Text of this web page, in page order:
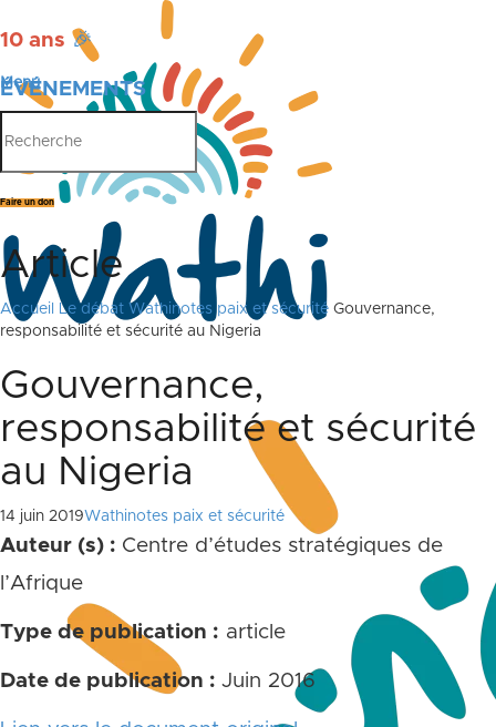
10 ans 🎉
ÉVÉNEMENTS
PUBLICATIONS
Menu
Faire un don
Article
Accueil Le débat Wathinotes paix et sécurité Gouvernance,
responsabilité et sécurité au Nigeria
Gouvernance,
responsabilité et sécurité
au Nigeria
14 juin 2019Wathinotes paix et sécurité
Auteur (s) : Centre d’études stratégiques de
l’Afrique
Type de publication : article
Date de publication : Juin 2016